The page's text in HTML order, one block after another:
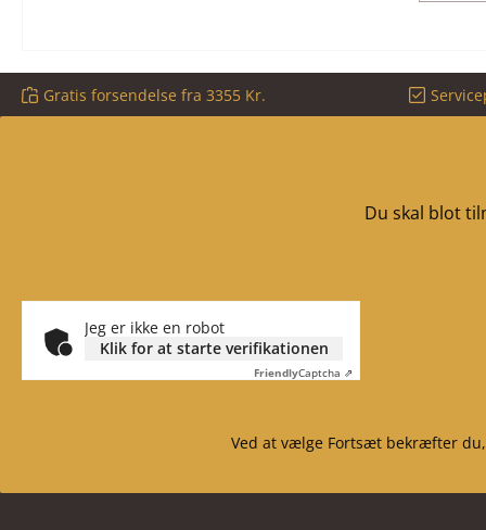
Gratis forsendelse fra 3355 Kr.
Du skal blot
Jeg er ikke en robot
Klik for at starte verifikationen
FriendlyCaptcha ⇗
Ved at vælge Fortsæt bekræfter